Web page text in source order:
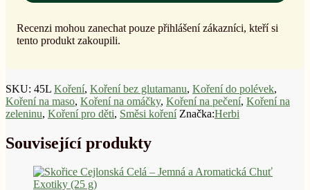
Recenzi mohou zanechat pouze přihlášení zákazníci, kteří si
tento produkt zakoupili.
SKU: 45L Koření, Koření bez glutamanu, Koření do polévek,
Koření na maso, Koření na omáčky, Koření na pečení, Koření na
zeleninu, Koření pro děti, Směsi koření Značka:Herbi
Související produkty